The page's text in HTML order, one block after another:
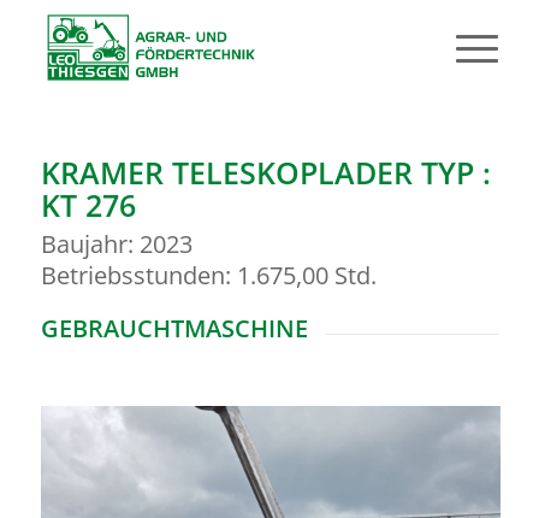
KRAMER TELESKOPLADER TYP :
KT 276
Baujahr: 2023
Betriebsstunden: 1.675,00 Std.
GEBRAUCHTMASCHINE